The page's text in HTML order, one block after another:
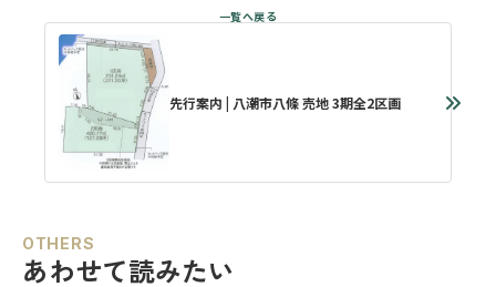
先行案内 | 八潮市八條 売地 3期全2区画
OTHERS
あわせて読みたい